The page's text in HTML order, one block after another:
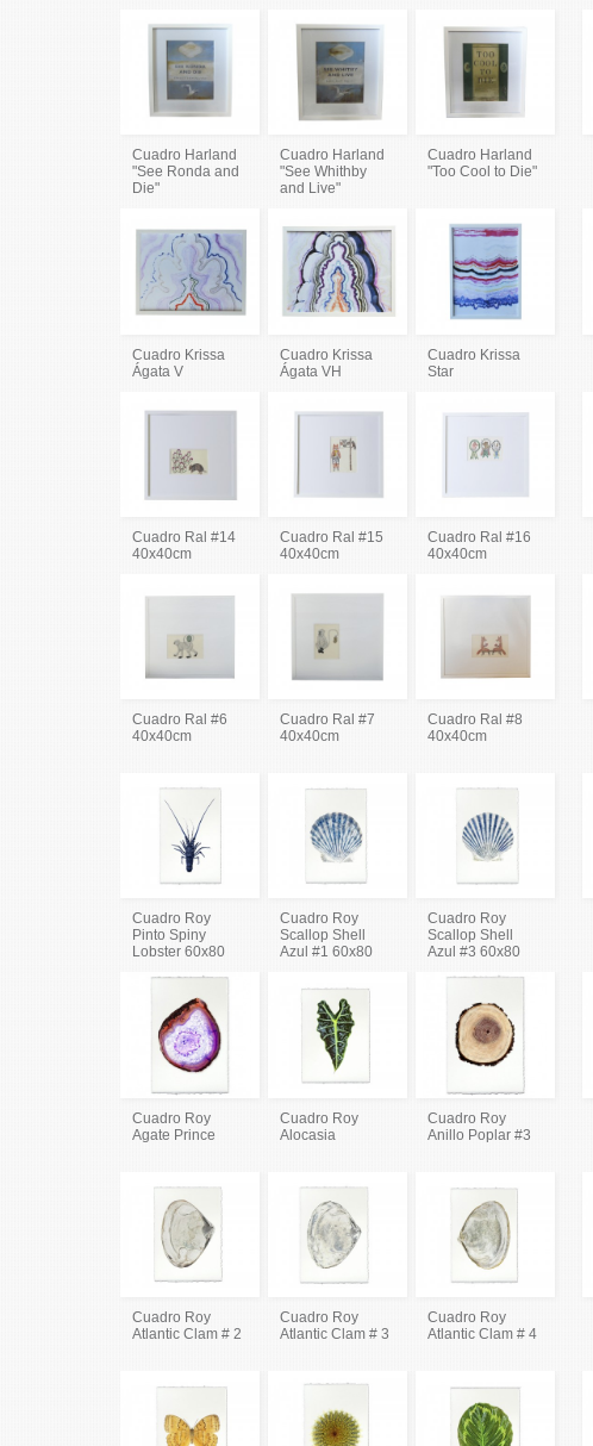
Cuadro Harland
"See Ronda and
Die"
Cuadro Harland
"See Whithby
and Live"
Cuadro Harland
"Too Cool to Die"
Cuadro Krissa
Ágata V
Cuadro Krissa
Ágata VH
Cuadro Krissa
Star
Cuadro Ral #14
40x40cm
Cuadro Ral #15
40x40cm
Cuadro Ral #16
40x40cm
Cuadro Ral #6
40x40cm
Cuadro Ral #7
40x40cm
Cuadro Ral #8
40x40cm
Cuadro Roy
Pinto Spiny
Lobster 60x80
Cuadro Roy
Scallop Shell
Azul #1 60x80
Cuadro Roy
Scallop Shell
Azul #3 60x80
Cuadro Roy
Agate Prince
Cuadro Roy
Alocasia
Cuadro Roy
Anillo Poplar #3
Cuadro Roy
Atlantic Clam # 2
Cuadro Roy
Atlantic Clam # 3
Cuadro Roy
Atlantic Clam # 4